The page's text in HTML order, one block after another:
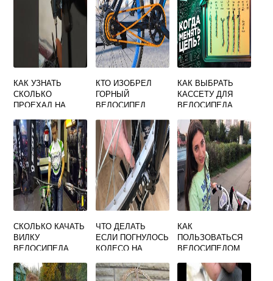
КАК УЗНАТЬ
СКОЛЬКО
ПРОЕХАЛ НА
КТО ИЗОБРЕЛ
ГОРНЫЙ
ВЕЛОСИПЕД
КАК ВЫБРАТЬ
КАССЕТУ ДЛЯ
ВЕЛОСИПЕДА
СКОЛЬКО КАЧАТЬ
ВИЛКУ
ВЕЛОСИПЕДА
ЧТО ДЕЛАТЬ
ЕСЛИ ПОГНУЛОСЬ
КОЛЕСО НА
КАК
ПОЛЬЗОВАТЬСЯ
ВЕЛОСИПЕДОМ
ГОМЕЛЕ ЖЕЛТЫМ